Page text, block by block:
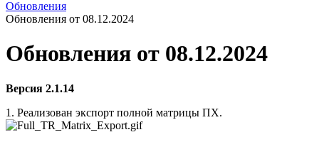
Обновления
Обновления от 08.12.2024
Обновления от 08.12.2024
Версия 2.1.14
1. Реализован экспорт полной матрицы ПХ.